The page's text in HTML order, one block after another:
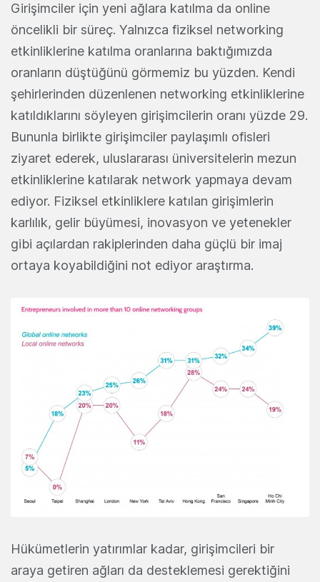
Girişimciler için yeni ağlara katılma da online
öncelikli bir süreç. Yalnızca fiziksel networking
etkinliklerine katılma oranlarına baktığımızda
oranların düştüğünü görmemiz bu yüzden. Kendi
şehirlerinden düzenlenen networking etkinliklerine
katıldıklarını söyleyen girişimcilerin oranı yüzde 29.
Bununla birlikte girişimciler paylaşımlı ofisleri
ziyaret ederek, uluslararası üniversitelerin mezun
etkinliklerine katılarak network yapmaya devam
ediyor. Fiziksel etkinliklere katılan girişimlerin
karlılık, gelir büyümesi, inovasyon ve yetenekler
gibi açılardan rakiplerinden daha güçlü bir imaj
ortaya koyabildiğini not ediyor araştırma.
Hükümetlerin yatırımlar kadar, girişimcileri bir
araya getiren ağları da desteklemesi gerektiğini